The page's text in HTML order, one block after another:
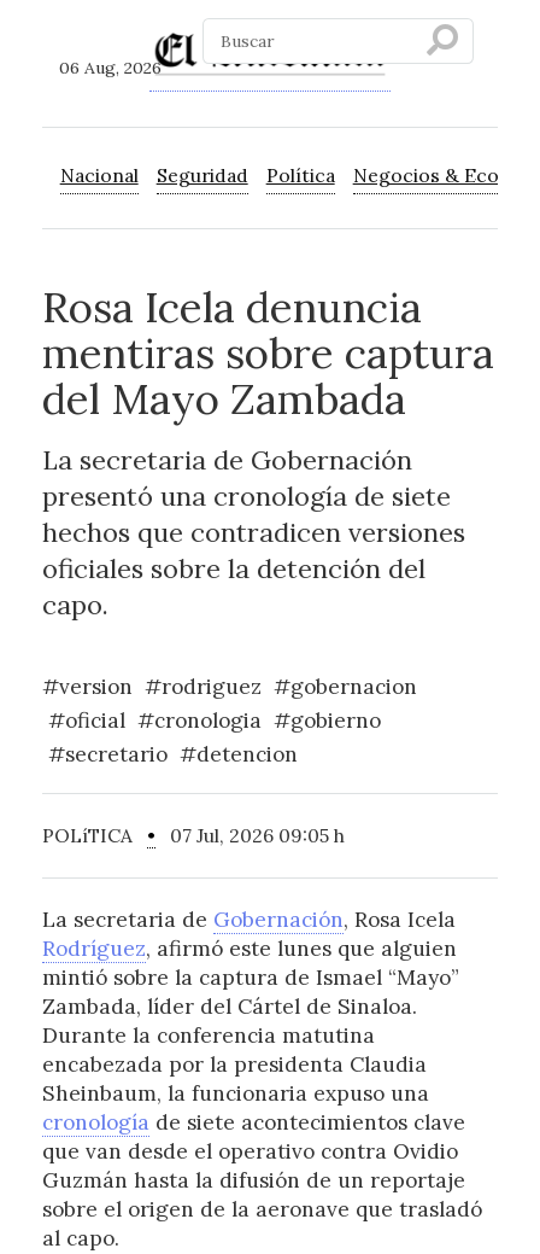
06 Aug, 2026
Nacional Seguridad Política Negocios &
Rosa Icela denuncia
mentiras sobre captura
del Mayo Zambada
La secretaria de Gobernación
presentó una cronología de siete
hechos que contradicen versiones
oficiales sobre la detención del
capo.
#version #rodriguez #gobernacion
#oficial #cronologia #gobierno
#secretario #detencion
POLíTICA • 07 Jul, 2026 09:05 h
La secretaria de Gobernación, Rosa Icela
Rodríguez, afirmó este lunes que alguien
mintió sobre la captura de Ismael “Mayo”
Zambada, líder del Cártel de Sinaloa.
Durante la conferencia matutina
encabezada por la presidenta Claudia
Sheinbaum, la funcionaria expuso una
cronología de siete acontecimientos clave
que van desde el operativo contra Ovidio
Guzmán hasta la difusión de un reportaje
sobre el origen de la aeronave que trasladó
al capo.